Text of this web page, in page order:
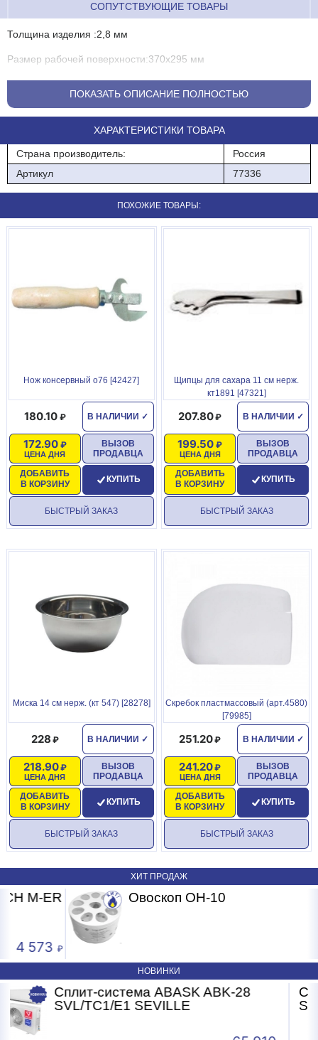
СОПУТСТВУЮЩИЕ ТОВАРЫ
Толщина изделия :2,8 мм
Размер рабочей поверхности:370х295 мм
Размер подноса без ручек:430х320 мм
Высота борта :2 см
Материал :полипропилен
Цвет: бежевый
Материал изделия :полипропилен
ПОКАЗАТЬ ОПИСАНИЕ ПОЛНОСТЬЮ
ХАРАКТЕРИСТИКИ ТОВАРА
Страна производитель:
Россия
Артикул
77336
ПОХОЖИЕ ТОВАРЫ:
Нож консервный о76 [42427]
В НАЛИЧИИ ✓
180.10
ЦЕНА ДНЯ
172.90
ДОБАВИТЬ
В КОРЗИНУ
ВЫЗОВ
ПРОДАВЦА
КУПИТЬ
БЫСТРЫЙ ЗАКАЗ
Щипцы для сахара 11 см нерж.
кт1891 [47321]
В НАЛИЧИИ ✓
207.80
ЦЕНА ДНЯ
199.50
ДОБАВИТЬ
В КОРЗИНУ
ВЫЗОВ
ПРОДАВЦА
КУПИТЬ
БЫСТРЫЙ ЗАКАЗ
Миска 14 см нерж. (кт 547) [28278]
В НАЛИЧИИ ✓
228
ЦЕНА ДНЯ
218.90
ДОБАВИТЬ
В КОРЗИНУ
ВЫЗОВ
ПРОДАВЦА
КУПИТЬ
БЫСТРЫЙ ЗАКАЗ
Скребок пластмассовый (арт.4580)
[79985]
В НАЛИЧИИ ✓
251.20
ЦЕНА ДНЯ
241.20
ДОБАВИТЬ
В КОРЗИНУ
ВЫЗОВ
ПРОДАВЦА
КУПИТЬ
БЫСТРЫЙ ЗАКАЗ
ХИТ ПРОДАЖ
Овоскоп ОН-10
НОВИНКИ
Сплит-система ABASK ABK-18
SVL/TC1/E1 SEVILLE